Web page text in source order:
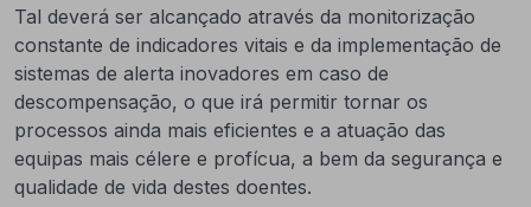
Tal deverá ser alcançado através da monitorização
constante de indicadores vitais e da implementação de
sistemas de alerta inovadores em caso de
descompensação, o que irá permitir tornar os
processos ainda mais eficientes e a atuação das
equipas mais célere e profícua, a bem da segurança e
qualidade de vida destes doentes.